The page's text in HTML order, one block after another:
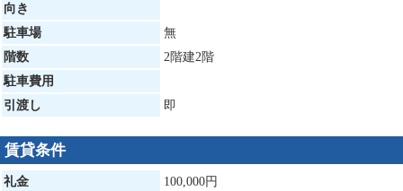
向き
駐車場
無
階数
2階建2階
駐車費用
引渡し
即
賃貸条件
礼金
100,000円